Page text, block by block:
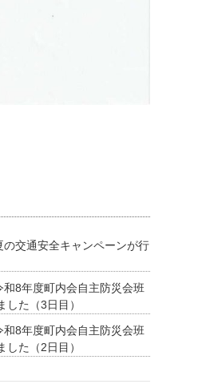
交通安全キャンペーンが行
8年度町内会自主防災会班
した（3日目）
8年度町内会自主防災会班
した（2日目）